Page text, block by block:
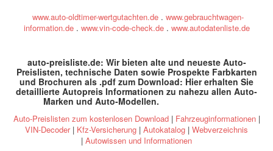
www.auto-oldtimer-wertgutachten.de. www.gebrauchtwagen-
information.de. www.vin-code-check.de. www.autodatenliste.de
auto-preisliste.de: Wir bieten alte und neueste Auto-
Preislisten, technische Daten sowie Prospekte Farbkarten
und Brochuren als .pdf zum Download: Hier erhalten Sie
detaillierte Autopreis Informationen zu nahezu allen Auto-
Marken und Auto-Modellen.
Auto-Preislisten zum kostenlosen Download| Fahrzeuginformationen|
VIN-Decoder| Kfz-Versicherung | Autokatalog | Webverzeichnis
| Autowissen und Informationen